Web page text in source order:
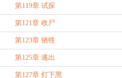
第119章 试探
第121章 收尸
第123章 牺牲
第125章 逃出
第127章 灯下黑